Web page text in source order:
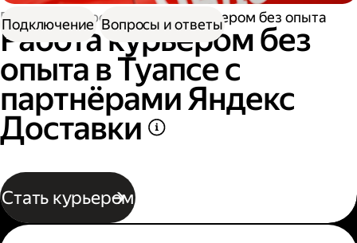
Работа курьером Работа курьером без опыта
Работа курьером без
опыта в Туапсе с
партнёрами Яндекс
Доставки
Стать курьером
Подключение Вопросы и ответы